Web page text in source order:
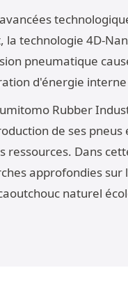
technologie 4D-
pneumatique
d'énergie
Rubber
de ses
Dans
approfondies
naturel